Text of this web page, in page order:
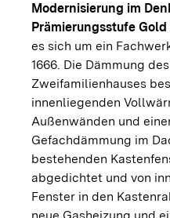
Modernisierung im
Prämierungsstufe Gold
es sich um ein
1666. Die Dämmung
Zweifamilienhauses
innenliegenden
Außenwänden und
Gefachdämmung im
bestehenden
abgedichtet und von
Fenster in den